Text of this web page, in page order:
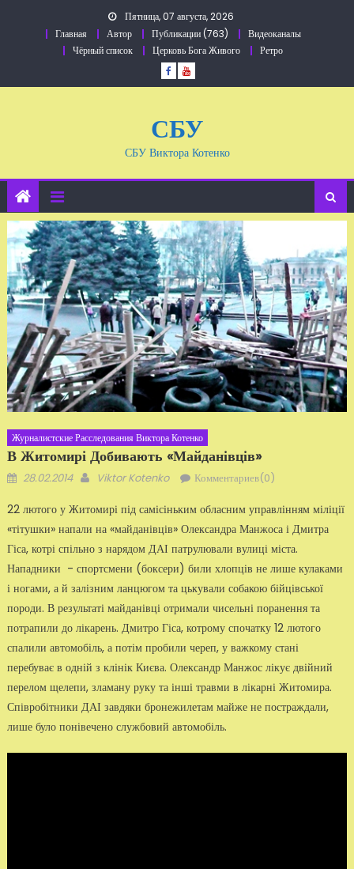
Пятница, 07 августа, 2026
Главная
Автор Публикации (763)
Видеоканалы
Чёрный список
Церковь Бога Живого Ретро
СБУ
СБУ Виктора Котенко
Журналистские Расследования Виктора Котенко
В Житомирі Добивають «майданівців»
Добавлено
28.02.2014 Автор
Viktor Kotenko Комментариев(0)
22 лютого у Житомирі під самісіньким обласним управлінням міліції
«тітушки» напали на «майданівців» Олександра Манжоса і Дмитра
Гіса, котрі спільно з нарядом ДАІ патрулювали вулиці міста.
Нападники - спортсмени (боксери) били хлопців не лише кулаками
і ногами, а й залізним ланцюгом та цькували собакою бійцівської
породи. В результаті майданівці отримали чисельні поранення та
потрапили до лікарень. Дмитро Гіса, котрому спочатку 12 лютого
спалили автомобіль, а потім пробили череп, у важкому стані
перебуває в одній з клінік Києва. Олександр Манжос лікує двійний
перелом щелепи, зламану руку та інші травми в лікарні Житомира.
Співробітники ДАІ завдяки бронежилетам майже не постраждали,
лише було понівечено службовий автомобіль.